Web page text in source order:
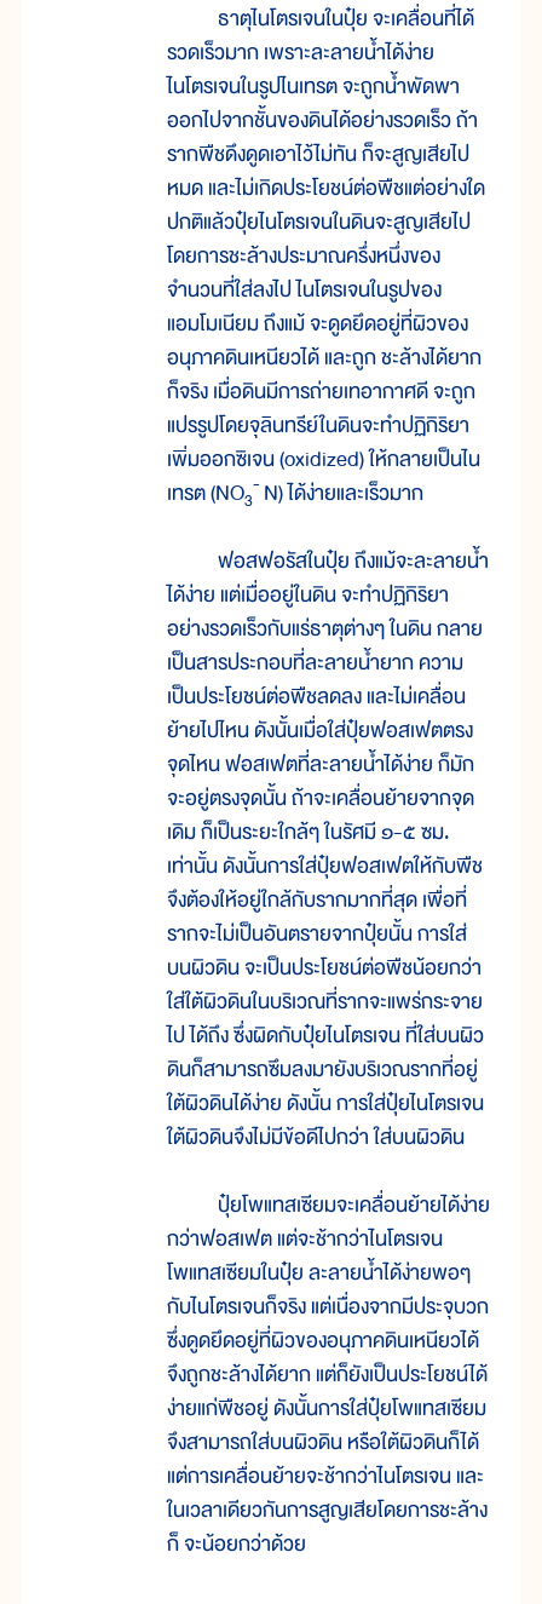
ธาตุไนโตรเจนในปุ๋ย จะเคลื่อนที่ได้
รวดเร็วมาก เพราะละลายน้ำได้ง่าย
ไนโตรเจนในรูปไนเทรต จะถูกน้ำพัดพา
ออกไปจากชั้นของดินได้อย่างรวดเร็ว ถ้า
รากพืชดึงดูดเอาไว้ไม่ทัน ก็จะสูญเสียไป
หมด และไม่เกิดประโยชน์ต่อพืชแต่อย่างใด
ปกติแล้วปุ๋ยไนโตรเจนในดินจะสูญเสียไป
โดยการชะล้างประมาณครึ่งหนึ่งของ
จำนวนที่ใส่ลงไป ไนโตรเจนในรูปของ
แอมโมเนียม ถึงแม้ จะดูดยึดอยู่ที่ผิวของ
อนุภาคดินเหนียวได้ และถูก ชะล้างได้ยาก
ก็จริง เมื่อดินมีการถ่ายเทอากาศดี จะถูก
แปรรูปโดยจุลินทรีย์ในดินจะทำปฏิกิริยา
เพิ่มออกซิเจน (oxidized) ให้กลายเป็นไน
เทรต (NO3
- N) ได้ง่ายและเร็วมาก
ฟอสฟอรัสในปุ๋ย ถึงแม้จะละลายน้ำ
ได้ง่าย แต่เมื่ออยู่ในดิน จะทำปฏิกิริยา
อย่างรวดเร็วกับแร่ธาตุต่างๆ ในดิน กลาย
เป็นสารประกอบที่ละลายน้ำยาก ความ
เป็นประโยชน์ต่อพืชลดลง และไม่เคลื่อน
ย้ายไปไหน ดังนั้นเมื่อใส่ปุ๋ยฟอสเฟตตรง
จุดไหน ฟอสเฟตที่ละลายน้ำได้ง่าย ก็มัก
จะอยู่ตรงจุดนั้น ถ้าจะเคลื่อนย้ายจากจุด
เดิม ก็เป็นระยะใกล้ๆ ในรัศมี ๑-๕ ซม.
เท่านั้น ดังนั้นการใส่ปุ๋ยฟอสเฟตให้กับพืช
จึงต้องให้อยู่ใกล้กับรากมากที่สุด เพื่อที่
รากจะไม่เป็นอันตรายจากปุ๋ยนั้น การใส่
บนผิวดิน จะเป็นประโยชน์ต่อพืชน้อยกว่า
ใส่ใต้ผิวดินในบริเวณที่รากจะแพร่กระจาย
ไป ได้ถึง ซึ่งผิดกับปุ๋ยไนโตรเจน ที่ใส่บนผิว
ดินก็สามารถซึมลงมายังบริเวณรากที่อยู่
ใต้ผิวดินได้ง่าย ดังนั้น การใส่ปุ๋ยไนโตรเจน
ใต้ผิวดินจึงไม่มีข้อดีไปกว่า ใส่บนผิวดิน
ปุ๋ยโพแทสเซียมจะเคลื่อนย้ายได้ง่าย
กว่าฟอสเฟต แต่จะช้ากว่าไนโตรเจน
โพแทสเซียมในปุ๋ย ละลายน้ำได้ง่ายพอๆ
กับไนโตรเจนก็จริง แต่เนื่องจากมีประจุบวก
ซึ่งดูดยึดอยู่ที่ผิวของอนุภาคดินเหนียวได้
จึงถูกชะล้างได้ยาก แต่ก็ยังเป็นประโยชน์ได้
ง่ายแก่พืชอยู่ ดังนั้นการใส่ปุ๋ยโพแทสเซียม
จึงสามารถใส่บนผิวดิน หรือใต้ผิวดินก็ได้
แต่การเคลื่อนย้ายจะช้ากว่าไนโตรเจน และ
ในเวลาเดียวกันการสูญเสียโดยการชะล้าง
ก็ จะน้อยกว่าด้วย